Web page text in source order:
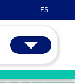
ES